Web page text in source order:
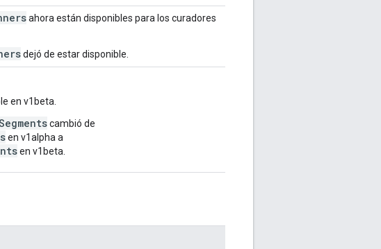
ahora están disponibles para los curadores
dejó de estar disponible.
en v1beta.
cambió de
en v1alpha a
en v1beta.